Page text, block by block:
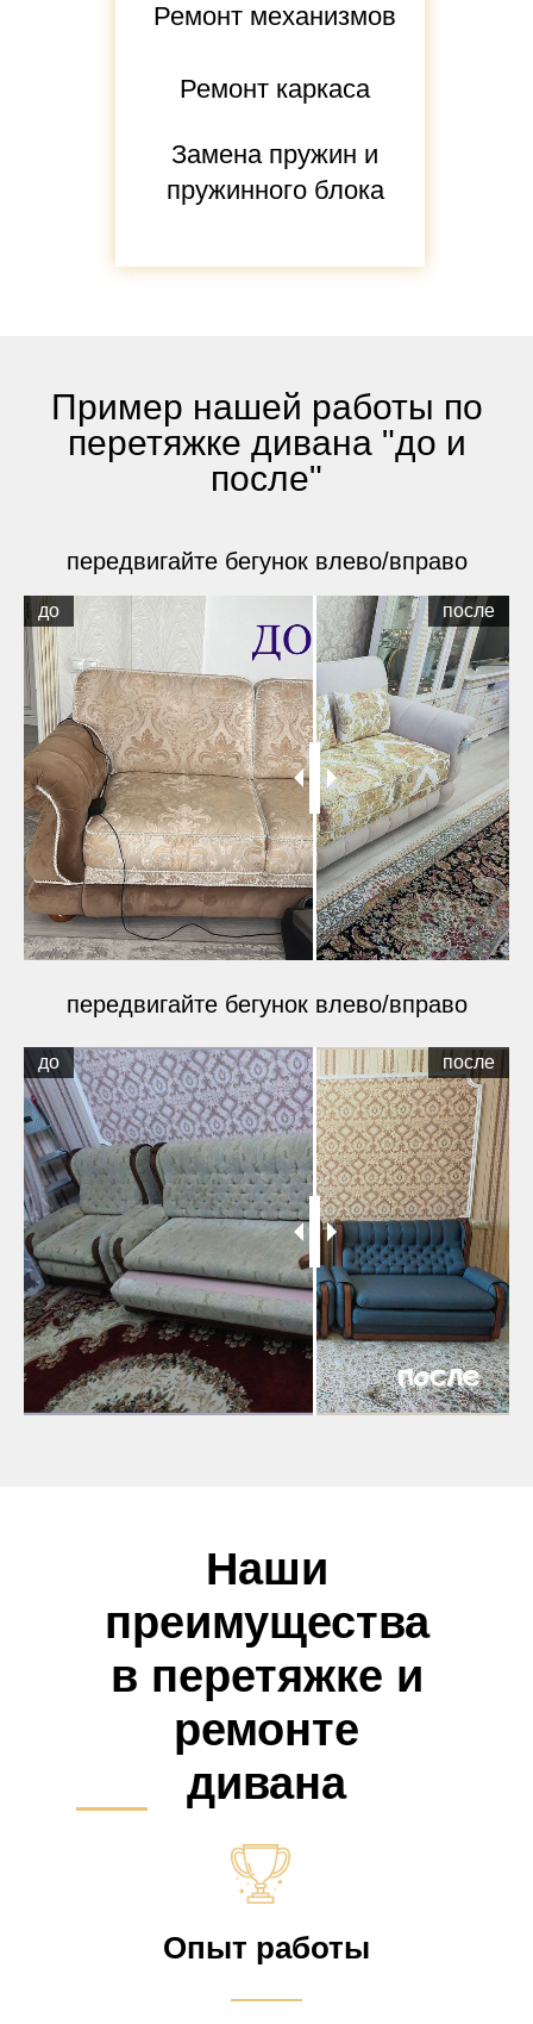
Ремонт механизмов
Ремонт каркаса
Замена пружин и
пружинного блока
Пример нашей работы по
перетяжке дивана "до и
после"
передвигайте бегунок влево/вправо
до после
передвигайте бегунок влево/вправо
до после
Наши
преимущества
в перетяжке и
ремонте
дивана
Опыт работы